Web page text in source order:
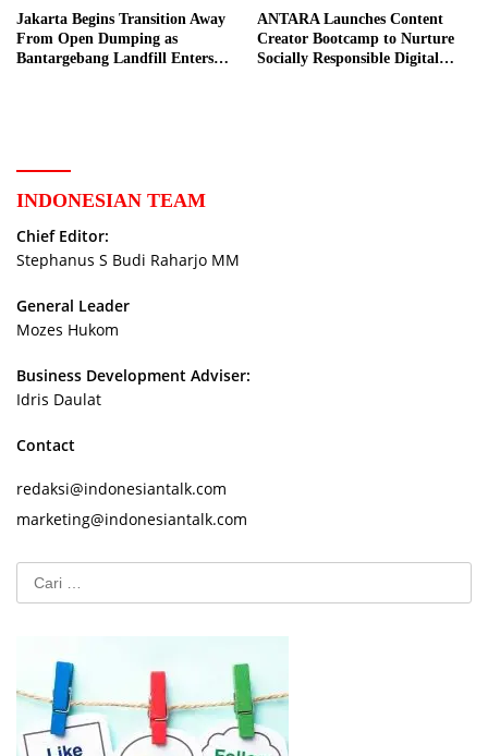
Jakarta Begins Transition Away
From Open Dumping as
Bantargebang Landfill Enters
ANTARA Launches Content
Creator Bootcamp to Nurture
Socially Responsible Digital
INDONESIAN TEAM
Chief Editor:
Stephanus S Budi Raharjo MM
General Leader
Mozes Hukom
Business Development Adviser:
Idris Daulat
Contact
redaksi@indonesiantalk.com
marketing@indonesiantalk.com